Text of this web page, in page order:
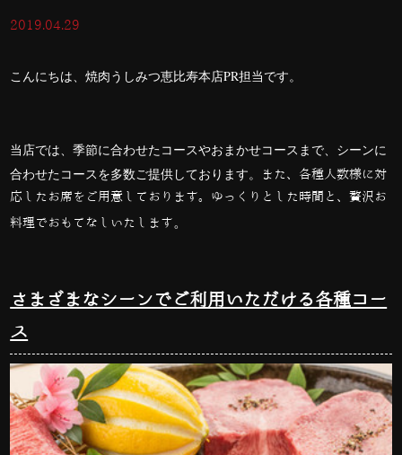
2019.04.29
こんにちは、焼肉うしみつ恵比寿本店PR担当です。
当店では、季節に合わせたコースやおまかせコースまで、シーンに
合わせたコースを多数ご提供しております。
また、各種人数様に対
応したお席をご用意しております。ゆっくりとした時間と、贅沢お
料理でおもてなしいたします。
さまざまなシーンでご利用いただける各種コー
ス